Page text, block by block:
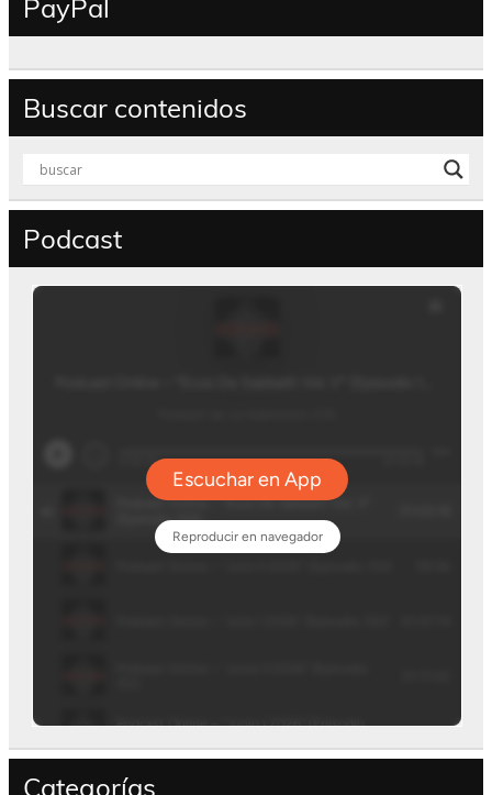
PayPal
Buscar contenidos
Podcast
Categorías